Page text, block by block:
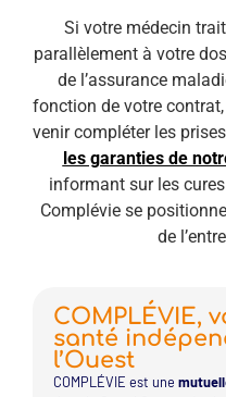
Si votre médecin
parallèlement à votre
de l’assurance
fonction de votre
venir compléter les
les garanties de
informant sur les
Complévie se
de
COMPLÉVIE,
santé
l’Ouest
COMPLÉVIE est une